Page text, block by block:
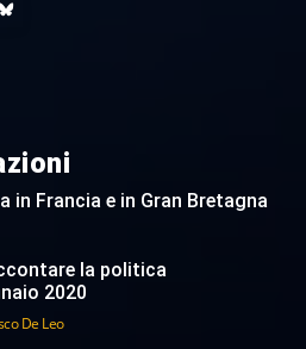
in Francia e in Gran Bretagna
la politica
2020
De Leo